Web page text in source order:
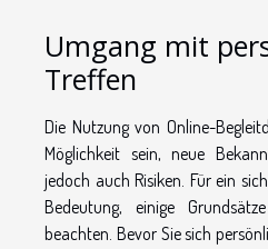
Umgang mit
Treffen
Die Nutzung von Online-
Möglichkeit sein, neue
jedoch auch Risiken. Für ein
Bedeutung, einige
beachten. Bevor Sie sich